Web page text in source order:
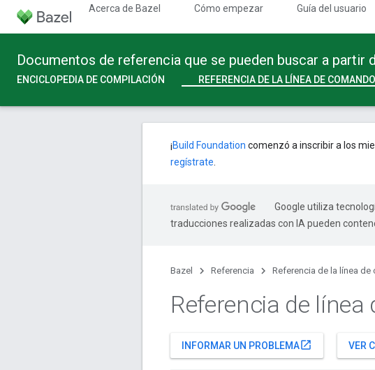
Acerca de Bazel Cómo empezar Guía del usuario
Documentos de referencia que se pueden buscar a partir
ENCICLOPEDIA DE COMPILACIÓN REFERENCIA DE LA LÍNEA DE
¡Build Foundation comenzó a inscribir a los
regístrate
Google utiliza
traducciones realizadas con IA pueden
Bazel Referencia Referencia de la línea
Referencia de
INFORMAR UN PROBLEMAopen_in_new VER